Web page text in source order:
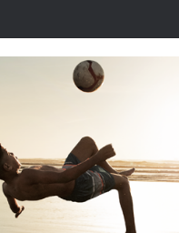
في الرباط الصليبي